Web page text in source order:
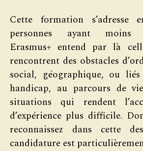
Cette formation s’adresse
personnes ayant moins
Erasmus+ entend par là
rencontrent des obstacles
social, géographique, ou
handicap, au parcours de
situations qui rendent
d’expérience plus difficile.
reconnaissez dans cette
candidature est